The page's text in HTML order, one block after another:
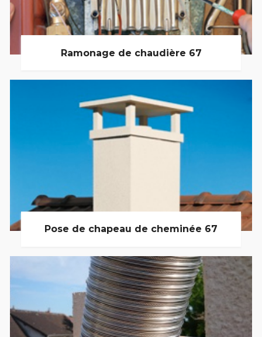
Ramonage de chaudière 67
Pose de chapeau de cheminée 67